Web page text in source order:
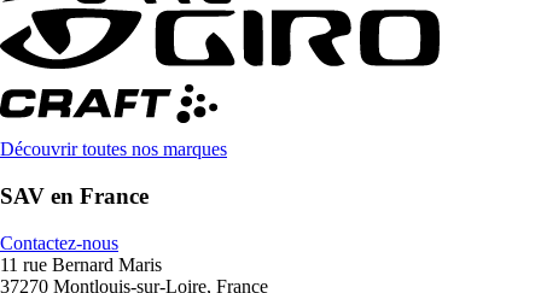
Découvrir toutes nos marques
SAV en France
Contactez-nous
11 rue Bernard Maris
37270 Montlouis-sur-Loire, France